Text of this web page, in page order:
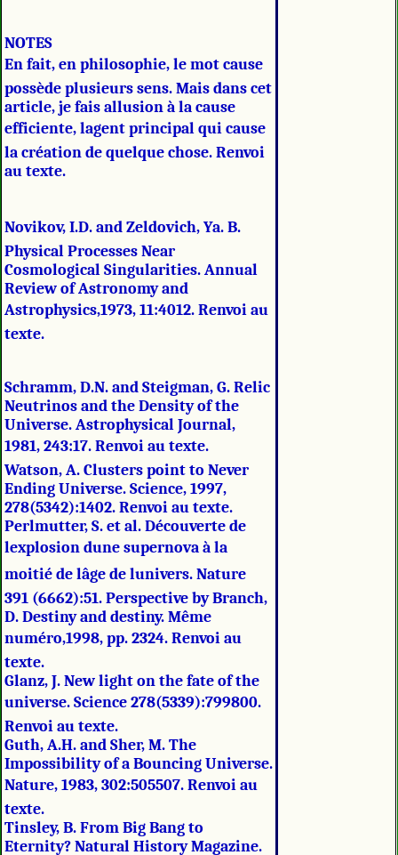
NOTES
En fait, en philosophie, le mot cause
possède plusieurs sens. Mais dans cet
article, je fais allusion à la cause
efficiente, lagent principal qui cause
la création de quelque chose. Renvoi
au texte.
Novikov, I.D. and Zeldovich, Ya. B.
Physical Processes Near
Cosmological Singularities. Annual
Review of Astronomy and
Astrophysics,1973, 11:4012. Renvoi au
texte.
Schramm, D.N. and Steigman, G. Relic
Neutrinos and the Density of the
Universe. Astrophysical Journal,
1981, 243:17. Renvoi au texte.
Watson, A. Clusters point to Never
Ending Universe. Science, 1997,
278(5342):1402. Renvoi au texte.
Perlmutter, S. et al. Découverte de
lexplosion dune supernova à la
moitié de lâge de lunivers. Nature
391 (6662):51. Perspective by Branch,
D. Destiny and destiny. Même
numéro,1998, pp. 2324. Renvoi au
texte.
Glanz, J. New light on the fate of the
universe. Science 278(5339):799800.
Renvoi au texte.
Guth, A.H. and Sher, M. The
Impossibility of a Bouncing Universe.
Nature, 1983, 302:505507. Renvoi au
texte.
Tinsley, B. From Big Bang to
Eternity? Natural History Magazine.